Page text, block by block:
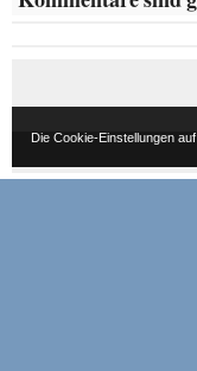
Die Cookie-Einstellungen